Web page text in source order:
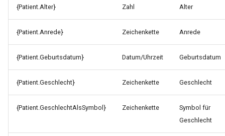
{Patient.Alter} Zahl Alter
{Patient.Anrede} Zeichenkette Anrede
{Patient.Geburtsdatum} Datum/Uhrzeit Geburtsdatum
{Patient.Geschlecht} Zeichenkette Geschlecht
{Patient.GeschlechtAlsSymbol} Zeichenkette
Symbol für
Geschlecht